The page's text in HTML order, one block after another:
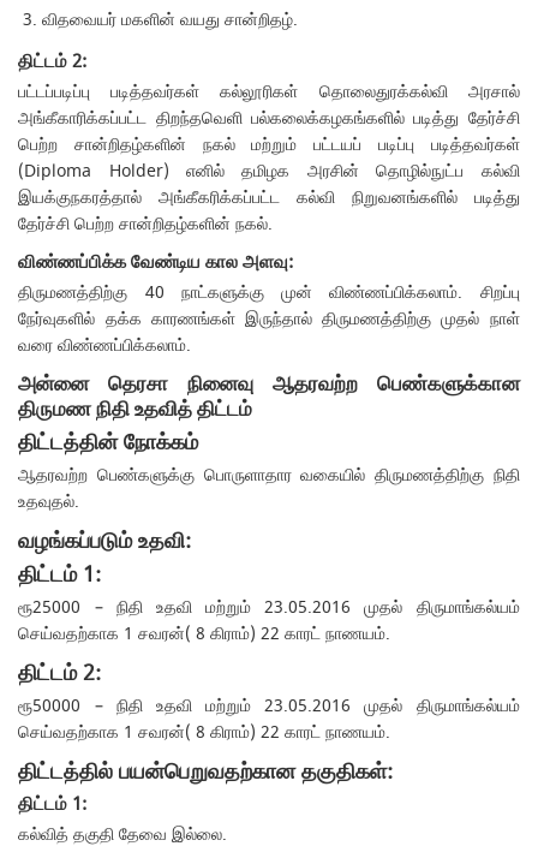
விதவையர் மகளின் வயது சான்றிதழ்.
திட்டம் 2:
பட்டப்படிப்பு படித்தவர்கள் கல்லூரிகள் தொலைதுரக்கல்வி அரசால்
அங்கீகாரிக்கப்பட்ட திறந்தவெளி பல்கலைக்கழகங்களில் படித்து தேர்ச்சி
பெற்ற சான்றிதழ்களின் நகல் மற்றும் பட்டயப் படிப்பு படித்தவர்கள்
(Diploma Holder) எனில் தமிழக அரசின் தொழில்நுட்ப கல்வி
இயக்குநகரத்தால் அங்கீகரிக்கப்பட்ட கல்வி நிறுவனங்களில் படித்து
தேர்ச்சி பெற்ற சான்றிதழ்களின் நகல்.
விண்ணப்பிக்க வேண்டிய கால அளவு:
திருமணத்திற்கு 40 நாட்களுக்கு முன் விண்ணப்பிக்கலாம். சிறப்பு
நேர்வுகளில் தக்க காரணங்கள் இருந்தால் திருமணத்திற்கு முதல் நாள்
வரை விண்ணப்பிக்கலாம்.
அன்னை தெரசா நினைவு ஆதரவற்ற பெண்களுக்கான
திருமண நிதி உதவித் திட்டம்
திட்டத்தின் நோக்கம்
ஆதரவற்ற பெண்களுக்கு பொருளாதார வகையில் திருமணத்திற்கு நிதி
உதவுதல்.
வழங்கப்படும் உதவி:
திட்டம் 1:
ரூ25000 – நிதி உதவி மற்றும் 23.05.2016 முதல் திருமாங்கல்யம்
செய்வதற்காக 1 சவரன்( 8 கிராம்) 22 காரட் நாணயம்.
திட்டம் 2:
ரூ50000 – நிதி உதவி மற்றும் 23.05.2016 முதல் திருமாங்கல்யம்
செய்வதற்காக 1 சவரன்( 8 கிராம்) 22 காரட் நாணயம்.
திட்டத்தில் பயன்பெறுவதற்கான தகுதிகள்:
திட்டம் 1:
கல்வித் தகுதி தேவை இல்லை.